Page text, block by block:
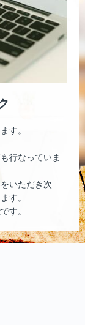
す。
行なっていま
いただき次
す。
す。